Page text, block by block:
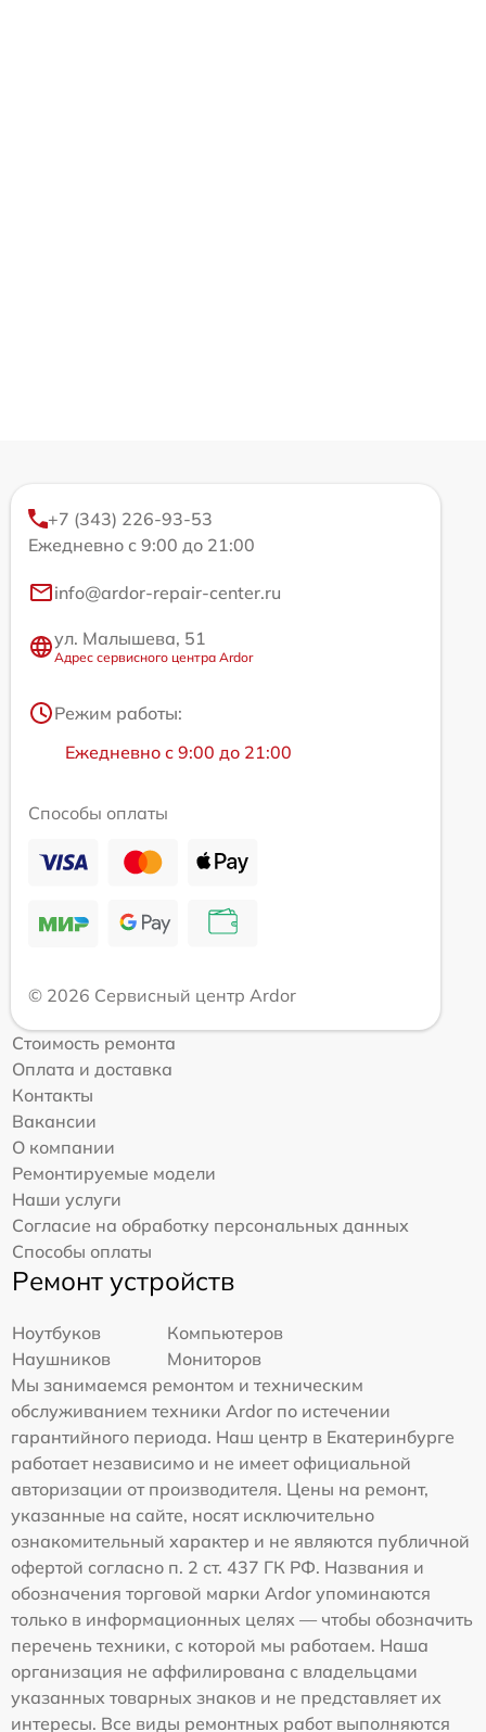
+7 (343) 226-93-53
Ежедневно с 9:00 до 21:00
info@ardor-repair-center.ru
ул. Малышева, 51
Адрес сервисного центра Ardor
Режим работы:
Ежедневно с 9:00 до 21:00
Способы оплаты
© 2026 Сервисный центр Ardor
Стоимость ремонта
Оплата и доставка
Контакты
Вакансии
О компании
Ремонтируемые модели
Наши услуги
Согласие на обработку персональных данных
Способы оплаты
Ремонт устройств
Ноутбуков
Компьютеров
Наушников
Мониторов
Мы занимаемся ремонтом и техническим
обслуживанием техники Ardor по истечении
гарантийного периода. Наш центр в Екатеринбурге
работает независимо и не имеет официальной
авторизации от производителя. Цены на ремонт,
указанные на сайте, носят исключительно
ознакомительный характер и не являются публичной
офертой согласно п. 2 ст. 437 ГК РФ. Названия и
обозначения торговой марки Ardor упоминаются
только в информационных целях — чтобы обозначить
перечень техники, с которой мы работаем. Наша
организация не аффилирована с владельцами
указанных товарных знаков и не представляет их
интересы. Все виды ремонтных работ выполняются